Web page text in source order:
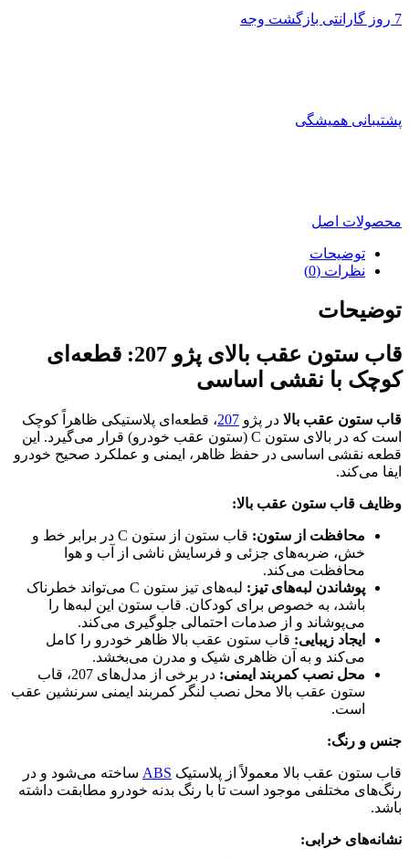
7 روز گارانتی بازگشت وجه
پشتیبانی همیشگی
محصولات اصل
توضیحات
نظرات (0)
توضیحات
قاب ستون عقب بالای پژو 207: قطعه‌ای
کوچک با نقشی اساسی
قاب ستون عقب بالا در پژو 207، قطعه‌ای پلاستیکی ظاهراً کوچک
است که در بالای ستون C (ستون عقب خودرو) قرار می‌گیرد. این
قطعه نقشی اساسی در حفظ ظاهر، ایمنی و عملکرد صحیح خودرو
ایفا می‌کند.
وظایف قاب ستون عقب بالا:
محافظت از ستون:
قاب ستون از ستون C در برابر خط و
خش، ضربه‌های جزئی و فرسایش ناشی از آب و هوا
محافظت می‌کند.
پوشاندن لبه‌های تیز:
لبه‌های تیز ستون C می‌تواند خطرناک
باشد، به خصوص برای کودکان. قاب ستون این لبه‌ها را
می‌پوشاند و از صدمات احتمالی جلوگیری می‌کند.
ایجاد زیبایی: قاب ستون عقب بالا ظاهر خودرو را کامل
می‌کند و به آن ظاهری شیک و مدرن می‌بخشد.
محل نصب کمربند ایمنی:
در برخی از مدل‌های 207، قاب
ستون عقب بالا محل نصب لنگر کمربند ایمنی سرنشین عقب
است.
جنس و رنگ:
قاب ستون عقب بالا معمولاً از پلاستیک ABS ساخته می‌شود و در
رنگ‌های مختلفی موجود است تا با رنگ بدنه خودرو مطابقت داشته
باشد.
نشانه‌های خرابی: